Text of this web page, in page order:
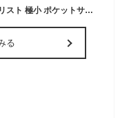
＼楽天1位！/【メール便送料無料】ソロツーリスト 極小 ポケットサイズ 二つ折 財布 ミニ ウォレット シンプル 多ポケット 小さい 財布 Dリング solo-tourist ポケットウォレット PW-18-mail(va0a400)(1通につき6点迄)
る